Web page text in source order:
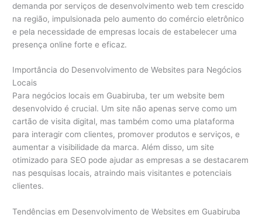
demanda por serviços de desenvolvimento web tem crescido
na região, impulsionada pelo aumento do comércio eletrônico
e pela necessidade de empresas locais de estabelecer uma
presença online forte e eficaz.
Importância do Desenvolvimento de Websites para Negócios
Locais
Para negócios locais em Guabiruba, ter um website bem
desenvolvido é crucial. Um site não apenas serve como um
cartão de visita digital, mas também como uma plataforma
para interagir com clientes, promover produtos e serviços, e
aumentar a visibilidade da marca. Além disso, um site
otimizado para SEO pode ajudar as empresas a se destacarem
nas pesquisas locais, atraindo mais visitantes e potenciais
clientes.
Tendências em Desenvolvimento de Websites em Guabiruba